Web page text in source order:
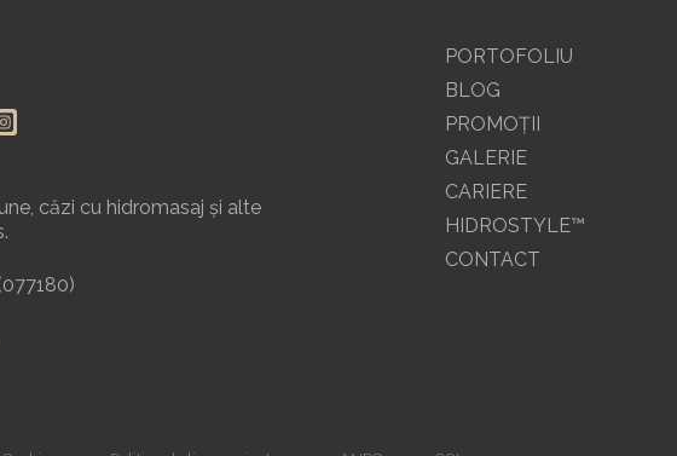
căzi cu hidromasaj și alte
PORTOFOLIU
BLOG
PROMOŢII
GALERIE
CARIERE
HIDROSTYLE™
CONTACT